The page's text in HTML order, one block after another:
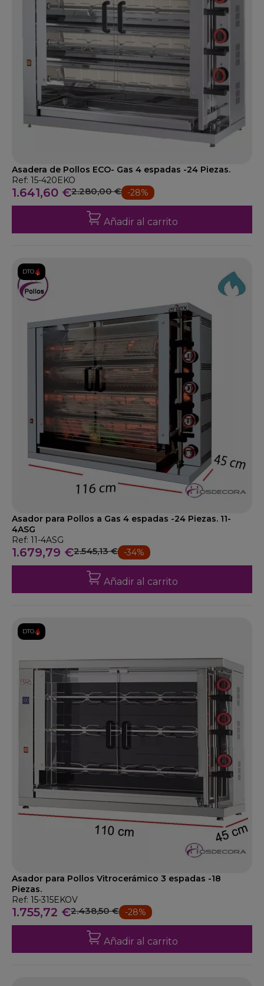
Asadera de Pollos ECO- Gas 4 espadas -24 Piezas.
Ref: 15-420EKO
1.641,60 €2.280,00 € -28%
Añadir al carrito
DTO.
Asador para Pollos a Gas 4 espadas -24 Piezas. 11-
4ASG
Ref: 11-4ASG
1.679,79 €2.545,13 € -34%
Añadir al carrito
DTO.
Asador para Pollos Vitrocerámico 3 espadas -18
Piezas.
Ref: 15-315EKOV
1.755,72 €2.438,50 € -28%
Añadir al carrito